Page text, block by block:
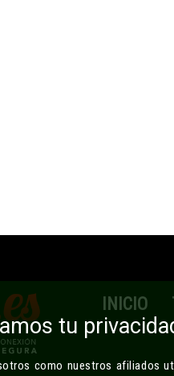
Ti
INICIO
tu
como nuestros afiliados